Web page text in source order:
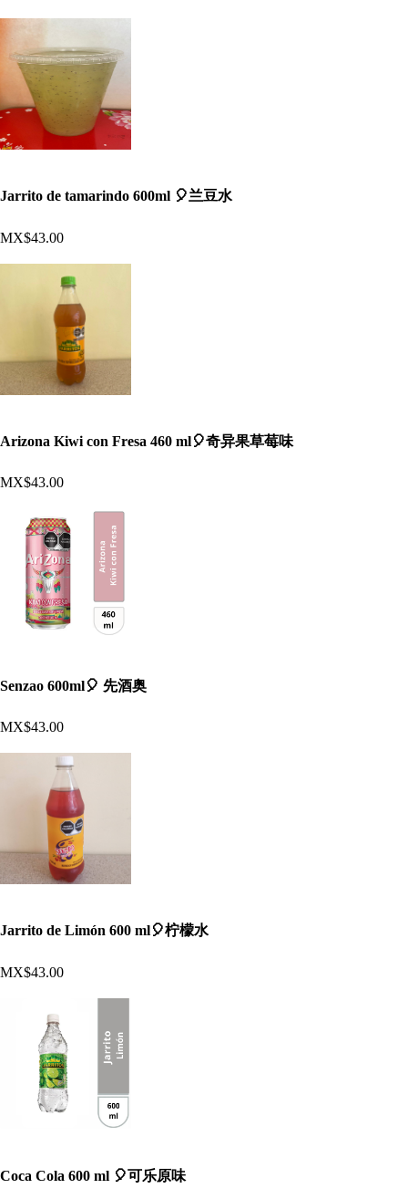
Jarrito de tamarindo 600ml 🎈兰豆水
MX$43.00
Arizona Kiwi con Fresa 460 ml🎈奇异果草莓味
MX$43.00
Senzao 600ml🎈 先酒奥
MX$43.00
Jarrito de Limón 600 ml🎈柠檬水
MX$43.00
Coca Cola 600 ml 🎈可乐原味